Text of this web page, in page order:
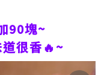
90塊~
很香🔥~